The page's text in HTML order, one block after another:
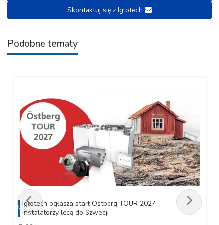
Skontaktuj się z Iglotech
Podobne tematy
Iglotech ogłasza start Östberg TOUR 2027 –
instalatorzy lecą do Szwecji!